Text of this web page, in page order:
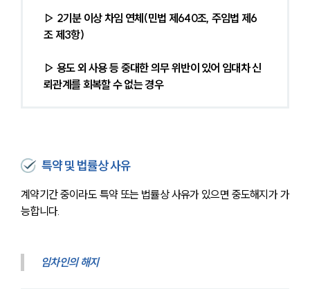
▷ 2기분 이상 차임 연체(민법 제640조, 주임법 제6
조 제3항)
▷ 용도 외 사용 등 중대한 의무 위반이 있어 임대차 신
뢰관계를 회복할 수 없는 경우
특약 및 법률상 사유
계약기간 중이라도 특약 또는 법률상 사유가 있으면 중도해지가 가
능합니다.
임차인의 해지